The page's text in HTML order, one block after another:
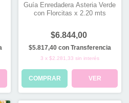
Guía Enredadera Asteria Verde
con Florcitas x 2.20 mts
$6.844,00
$5.817,40 con Transferencia
3 x $2.281,33 sin interés
COMPRAR VER